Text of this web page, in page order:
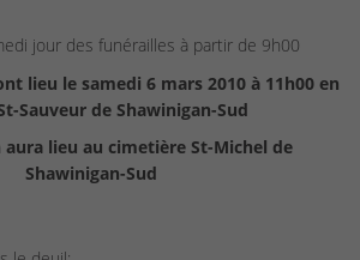
jour des funérailles à partir de 9h00
lieu le samedi 6 mars 2010 à 11h00 en
Sauveur de Shawinigan-Sud
lieu au cimetière St-Michel de
Shawinigan-Sud